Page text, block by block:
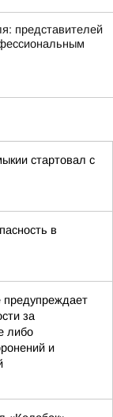
представителей
стартовал с
в
предупреждает
за
либо
и